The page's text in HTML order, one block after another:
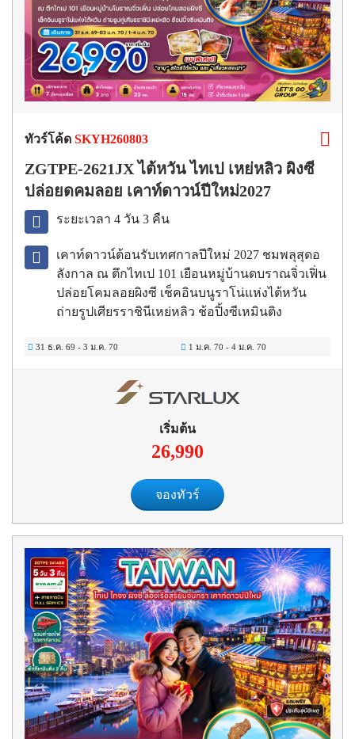
ทัวร์โค้ด SKYH260803
ZGTPE-2621JX ไต้หวัน ไทเป เหย่หลิว ผิงซี
ปล่อยดคมลอย เคาท์ดาวน์ปีใหม่2027
ระยะเวลา 4 วัน 3 คืน
เคาท์ดาวน์ต้อนรับเทศกาลปีใหม่ 2027 ชมพลุสุดอ
ลังกาล ณ ตึกไทเป 101 เยือนหมู่บ้านดบราณจิ่วเฟิ่น
ปล่อยโคมลอยผิงซี เช็คอินบนูราโน่แห่งไต้หวัน
ถ่ายรูปเศียรราชินีเหย่หลิว ช้อปิ้งซีเหมินติง
31 ธ.ค. 69 - 3 ม.ค. 70 1 ม.ค. 70 - 4 ม.ค. 70
เริ่มต้น
26,990
จองทัวร์